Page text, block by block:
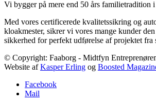
Vi bygger på mere end 50 års familietradition
Med vores certificerede kvalitetssikring og
kloakmester, sikrer vi vores mange kunder
sikkerhed for perfekt udførelse af projektet fra
© Copyright: Faaborg - Midtfyn
Website afKasper Erling og Boosted
Facebook
Mail